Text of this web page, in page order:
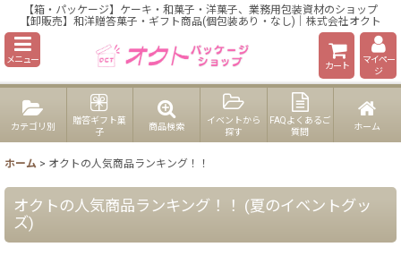
【箱・パッケージ】ケーキ・和菓子・洋菓子、業務用包装資材のショップ
【卸販売】和洋贈答菓子・ギフト商品(個包装あり・なし)｜株式会社オクト
メニュー
カート
マイペー
ジ
カテゴリ別
贈答ギフト菓
子
商品検索
イベントから
探す
FAQよくあるご
質問
ホーム
ホーム > オクトの人気商品ランキング！！
オクトの人気商品ランキング！！ (夏のイベントグッ
ズ)